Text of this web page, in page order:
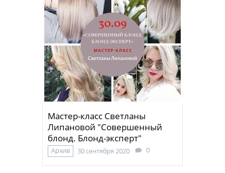
Мастер-класс Светланы
Липановой "Совершенный
блонд. Блонд-эксперт"
Архив 30 сентября 2020 0